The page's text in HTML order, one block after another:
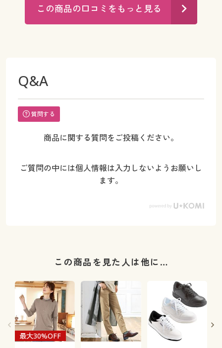
この商品の口コミをもっと見る
Q&A
質問する
商品に関する質問をご投稿ください。
ご質問の中には個人情報は入力しないようお願いし
ます。
この商品を見た人は他に…
最大30%OFF